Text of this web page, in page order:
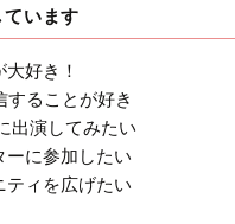
います
好き！
することが好き
出演してみたい
ーに参加したい
ティを広げたい